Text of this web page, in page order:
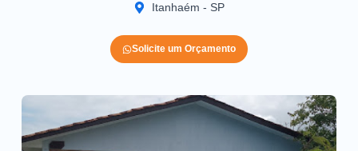
Itanhaém - SP
Solicite um Orçamento